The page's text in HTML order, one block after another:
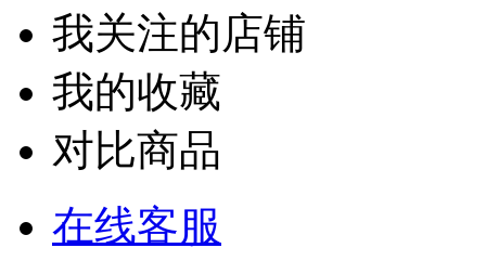
我关注的店铺
我的收藏
对比商品
在线客服